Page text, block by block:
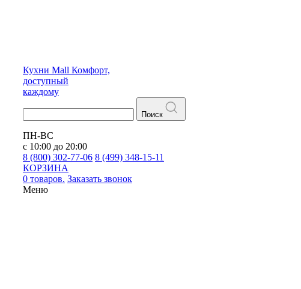
Кухни Mall Комфорт,
доступный
каждому
Поиск
ПН-ВС
с 10:00 до 20:00
8 (800) 302-77-06 8 (499) 348-15-11
КОРЗИНА
0 товаров. Заказать звонок
Меню